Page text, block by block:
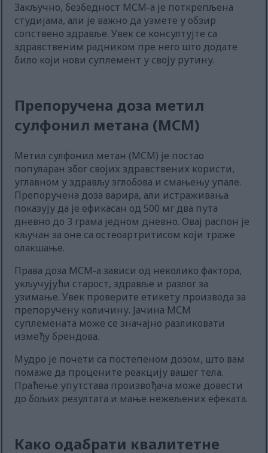
Закључно, безбедност МСМ-а је поткрепљена
студијама, али је важно да узмете у обзир
сопствено здравље. Увек се консултујте са
здравственим радником пре него што додате
било који нови суплемент у своју рутину.
Препоручена доза метил
сулфонил метана (МСМ)
Метил сулфонил метан (МСМ) је постао
популаран због својих здравствених користи,
углавном у здрављу зглобова и смањењу упале.
Препоручена доза варира, али истраживања
показују да је ефикасан од 500 мг два пута
дневно до 3 грама једном дневно. Овај распон је
кључан за оне са остеоартритисом који траже
олакшање.
Права доза МСМ-а зависи од неколико фактора,
укључујући старост, здравље и разлог за
узимање. Увек проверите етикету производа за
препоручену количину. Јачина МСМ
суплемената може се значајно разликовати
између брендова.
Мудро је почети са постепеном дозом, што вам
помаже да процените реакцију вашег тела.
Праћење упутстава произвођача може довести
до бољих резултата и мање нежељених ефеката.
Како одабрати квалитетне